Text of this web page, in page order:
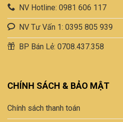
NV Hotline: 0981 606 117
NV Tư Vấn 1: 0395 805 939
BP Bán Lẻ: 0708.437.358
CHÍNH SÁCH & BẢO MẬT
Chính sách thanh toán